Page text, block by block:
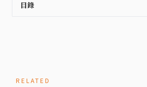
目錄
RELATED